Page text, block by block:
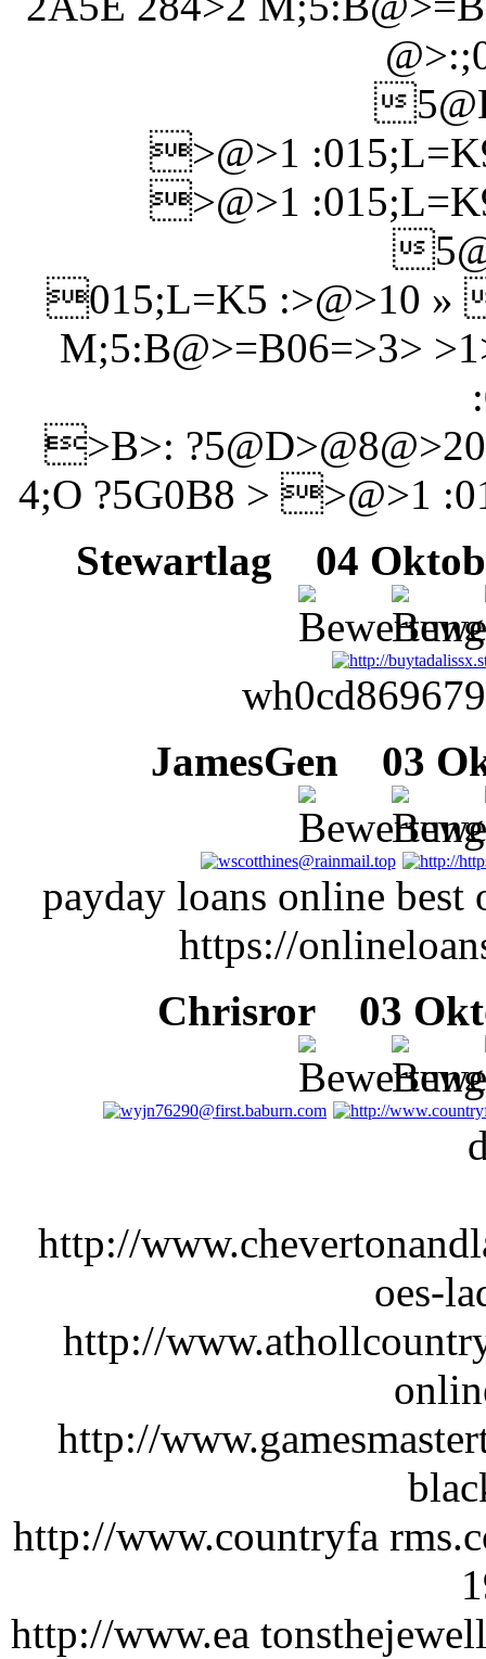
>@>1
>@>1
015;L=K5 :>@>10 »
M;5:B@>=B06=>3>
>B>:
4;O ?5G0B8 > >@>1
Stewartlag
04
JamesGen
03
payday loans online
https://
Chrisror
03
http://
oes-
http://
http://
http://www.countryfa
http://www.ea